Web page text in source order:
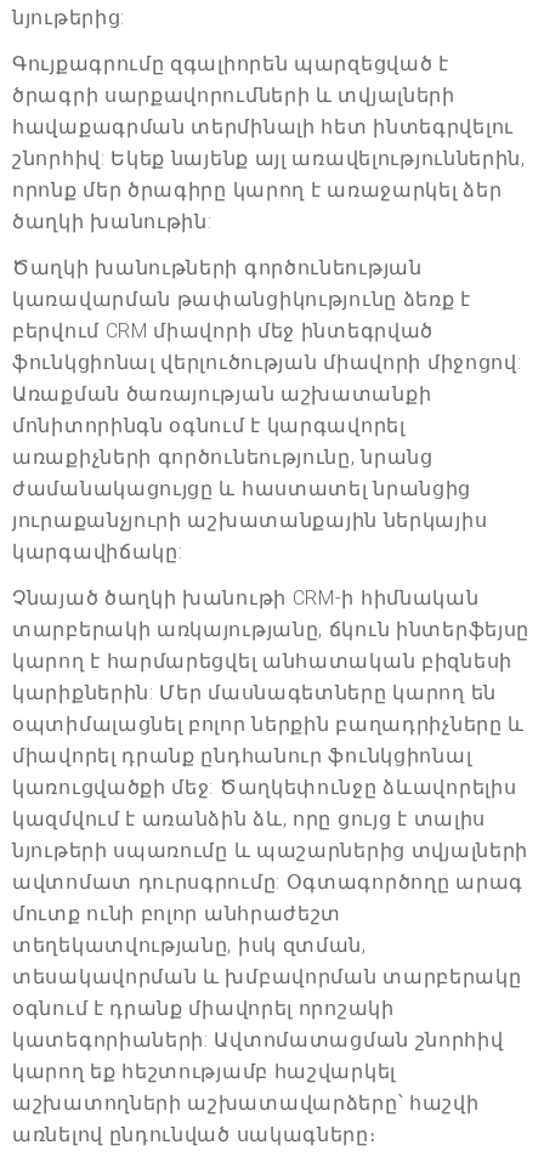
նյութերից:
Գույքագրումը զգալիորեն պարզեցված է
ծրագրի սարքավորումների և տվյալների
հավաքագրման տերմինալի հետ ինտեգրվելու
շնորհիվ: Եկեք նայենք այլ առավելություններին,
որոնք մեր ծրագիրը կարող է առաջարկել ձեր
ծաղկի խանութին:
Ծաղկի խանութների գործունեության
կառավարման թափանցիկությունը ձեռք է
բերվում CRM միավորի մեջ ինտեգրված
ֆունկցիոնալ վերլուծության միավորի միջոցով:
Առաքման ծառայության աշխատանքի
մոնիտորինգն օգնում է կարգավորել
առաքիչների գործունեությունը, նրանց
ժամանակացույցը և հաստատել նրանցից
յուրաքանչյուրի աշխատանքային ներկայիս
կարգավիճակը:
Չնայած ծաղկի խանութի CRM-ի հիմնական
տարբերակի առկայությանը, ճկուն ինտերֆեյսը
կարող է հարմարեցվել անհատական բիզնեսի
կարիքներին: Մեր մասնագետները կարող են
օպտիմալացնել բոլոր ներքին բաղադրիչները և
միավորել դրանք ընդհանուր ֆունկցիոնալ
կառուցվածքի մեջ: Ծաղկեփունջը ձևավորելիս
կազմվում է առանձին ձև, որը ցույց է տալիս
նյութերի սպառումը և պաշարներից տվյալների
ավտոմատ դուրսգրումը: Օգտագործողը արագ
մուտք ունի բոլոր անհրաժեշտ
տեղեկատվությանը, իսկ զտման,
տեսակավորման և խմբավորման տարբերակը
օգնում է դրանք միավորել որոշակի
կատեգորիաների: Ավտոմատացման շնորհիվ
կարող եք հեշտությամբ հաշվարկել
աշխատողների աշխատավարձերը՝ հաշվի
առնելով ընդունված սակագները։